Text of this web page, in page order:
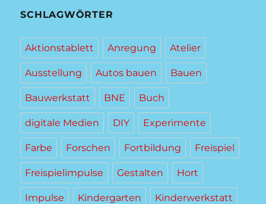
SCHLAGWÖRTER
Aktionstablett Anregung Atelier
Ausstellung Autos bauen Bauen
Bauwerkstatt BNE Buch
digitale Medien DIY Experimente
Farbe Forschen Fortbildung Freispiel
Freispielimpulse Gestalten Hort
Impulse Kindergarten Kinderwerkstatt